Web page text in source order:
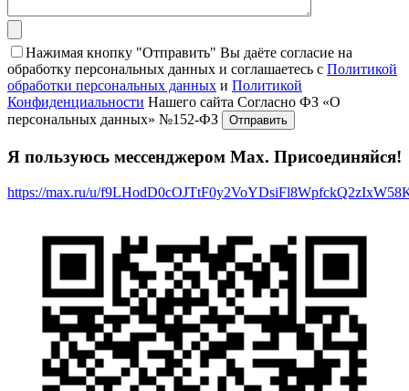
Нажимая кнопку "Отправить" Вы даёте согласие на
обработку персональных данных и соглашаетесь с Политикой
обработки персональных данных и Политикой
Конфиденциальности Нашего сайта Согласно ФЗ «О
персональных данных» №152-ФЗ
Я пользуюсь мессенджером Max. Присоединяйся!
https://max.ru/u/